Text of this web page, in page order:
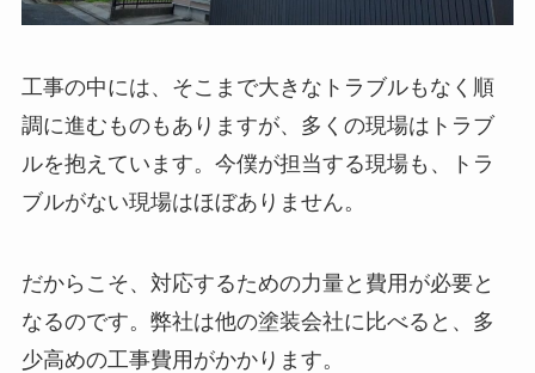
工事の中には、そこまで大きなトラブルもなく順
調に進むものもありますが、多くの現場はトラブ
ルを抱えています。今僕が担当する現場も、トラ
ブルがない現場はほぼありません。
だからこそ、対応するための力量と費用が必要と
なるのです。弊社は他の塗装会社に比べると、多
少高めの工事費用がかかります。